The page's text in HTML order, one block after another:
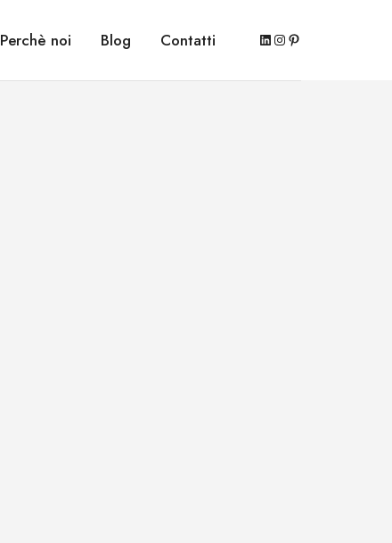
Perchè noi Blog Contatti LinkedIn
Instagram
Pinterest